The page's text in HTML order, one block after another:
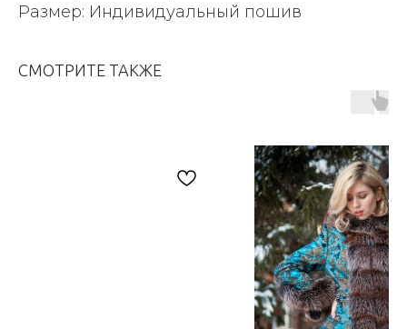
Размер: Индивидуальный пошив
СМОТРИТЕ ТАКЖЕ